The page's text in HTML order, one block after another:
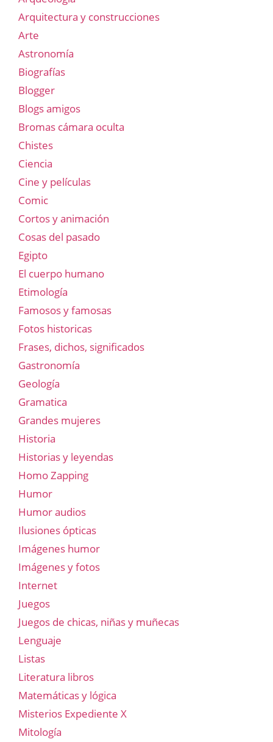
Arquitectura y construcciones
Arte
Astronomía
Biografías
Blogger
Blogs amigos
Bromas cámara oculta
Chistes
Ciencia
Cine y películas
Comic
Cortos y animación
Cosas del pasado
Egipto
El cuerpo humano
Etimología
Famosos y famosas
Fotos historicas
Frases, dichos, significados
Gastronomía
Geología
Gramatica
Grandes mujeres
Historia
Historias y leyendas
Homo Zapping
Humor
Humor audios
Ilusiones ópticas
Imágenes humor
Imágenes y fotos
Internet
Juegos
Juegos de chicas, niñas y muñecas
Lenguaje
Listas
Literatura libros
Matemáticas y lógica
Misterios Expediente X
Mitología